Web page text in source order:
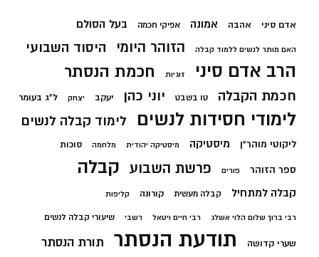
אדם סיני אהבה אמונה אפיקי חכמה בעל הסולם
האם מותר לנשים ללמוד קבלה הזוהר היומי היסוד השבועי
הרב אדם סיני זוגיות חכמת הנסתר
חכמת הקבלה טו בשבט יוני כהן יעקב יצחק ל"ג בעומר
לימודי חסידות לנשים לימוד קבלה לנשים
ליקוטי מוהר"ן מיסטיקה מיסטיקה יהודית מלחמה סוכות
ספר הזוהר פורים פרשת השבוע קבלה
קבלה למתחיל קבלה מעשית קורונה קליפות
רבי ברוך שלום הלוי אשלג רבי חיים ויטאל רשבי שיעורי קבלה לנשים
שערי קדושה תודעת הנסתר תורת הנסתר